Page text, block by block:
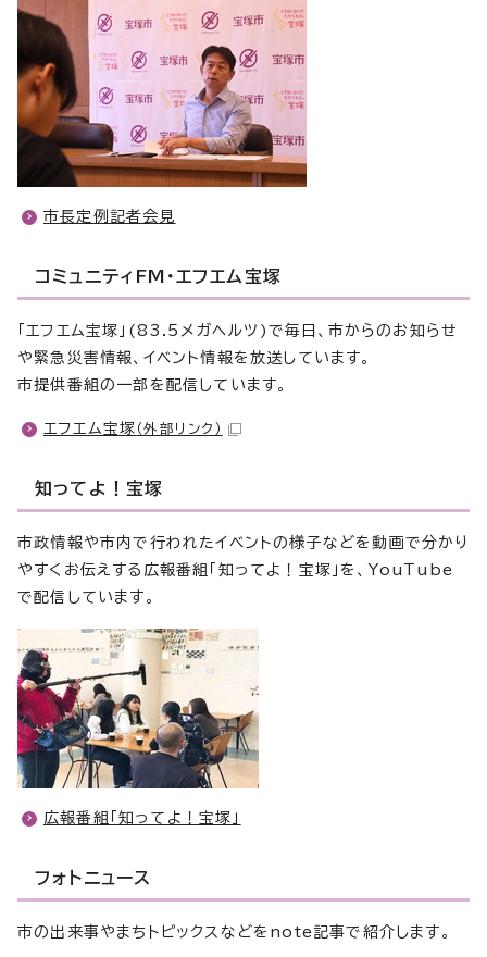
市長定例記者会見
コミュニティFM・エフエム宝塚
「エフエム宝塚」(83.5メガヘルツ)で毎日、市からのお知らせ
や緊急災害情報、イベント情報を放送しています。
市提供番組の一部を配信しています。
エフエム宝塚 （外部リンク）
知ってよ！宝塚
市政情報や市内で行われたイベントの様子などを動画で分かり
やすくお伝えする広報番組「知ってよ！宝塚」を、YouTube
で配信しています。
広報番組「知ってよ！宝塚」
フォトニュース
市の出来事やまちトピックスなどをnote記事で紹介します。